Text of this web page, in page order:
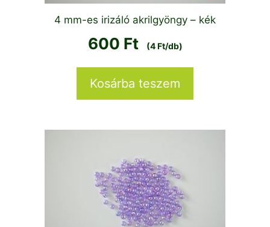
4 mm-es irizáló akrilgyöngy – kék
600 Ft (4 Ft/db)
Kosárba teszem